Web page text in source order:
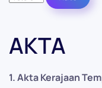
AKTA
1. Akta Kerajaan